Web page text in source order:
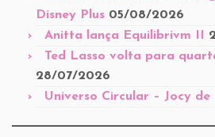
Disney Plus 05/08/2026
Anitta lança Equilibrivm II
Ted Lasso volta para
28/07/2026
Universo Circular – Jocy de